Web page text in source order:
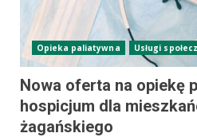
Opieka paliatywna Usługi
Nowa oferta na opiekę
hospicjum dla
żagańskiego